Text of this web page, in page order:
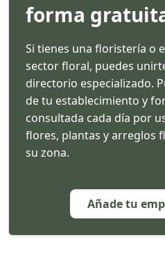
forma
Si tienes una floristería o
sector floral, puedes
directorio especializado.
de tu establecimiento y
consultada cada día por
flores, plantas y arreglos
su zona.
Añade tu